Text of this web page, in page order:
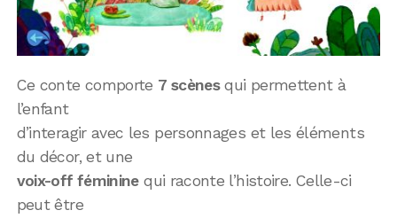
Ce conte comporte 7 scènesqui permettent à
l’enfant
d’interagir avec les personnages et les éléments
du décor, et une
voix-off fémininequi raconte l’histoire. Celle-ci
peut être